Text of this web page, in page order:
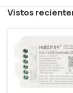
Vistos